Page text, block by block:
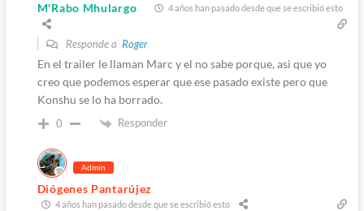
M'Rabo Mhulargo 4 años han pasado desde que se escribió esto
Responde a Roger
En el trailer le llaman Marc y el no sabe porque, asi que yo
creo que podemos esperar que ese pasado existe pero que
Konshu se lo ha borrado.
0 Responder
Admin
Diógenes Pantarújez
4 años han pasado desde que se escribió esto